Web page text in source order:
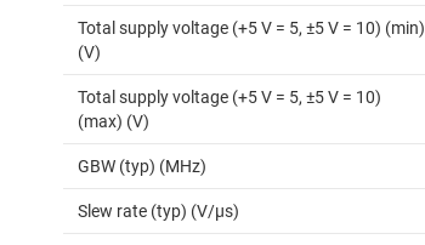
Total supply voltage (+5 V = 5, ±5 V = 10) (min)
(V)
Total supply voltage (+5 V = 5, ±5 V = 10)
(max) (V)
GBW (typ) (MHz)
Slew rate (typ) (V/µs)